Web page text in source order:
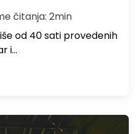
čitanja: 2min
od 40 sati provedenih
i…